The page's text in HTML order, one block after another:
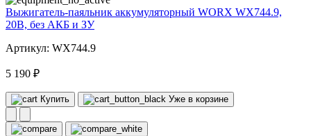
Выжигатель-паяльник аккумуляторный WORX WX744.9,
20В, без АКБ и ЗУ
Артикул: WX744.9
5 190 ₽
Купить Уже в корзине